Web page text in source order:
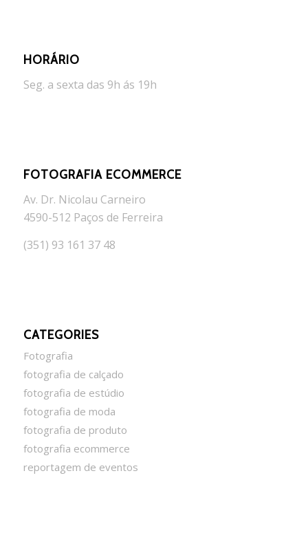
HORÁRIO
Seg. a sexta das 9h ás 19h
FOTOGRAFIA ECOMMERCE
Av. Dr. Nicolau Carneiro
4590-512 Paços de Ferreira
(351) 93 161 37 48
CATEGORIES
Fotografia
fotografia de calçado
fotografia de estúdio
fotografia de moda
fotografia de produto
fotografia ecommerce
reportagem de eventos